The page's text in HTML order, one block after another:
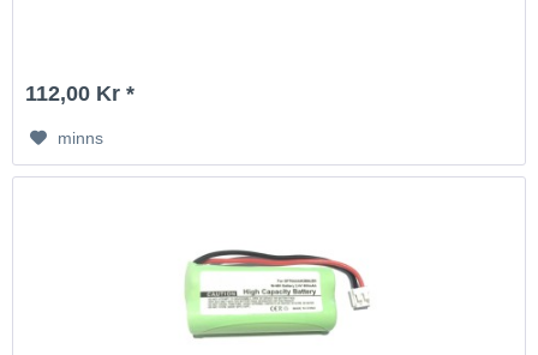
112,00 Kr *
minns